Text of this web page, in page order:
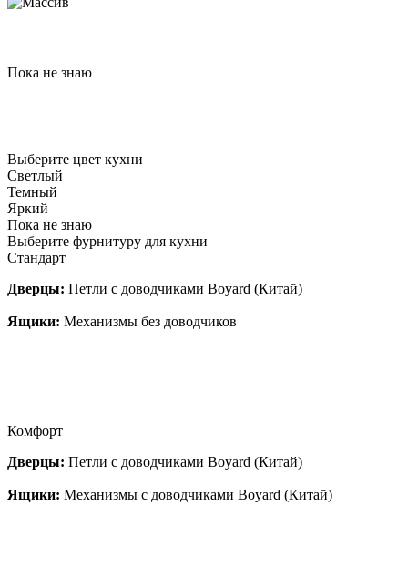
Пока не знаю
Выберите цвет кухни
Светлый
Темный
Яркий
Пока не знаю
Выберите фурнитуру для кухни
Стандарт
Дверцы: Петли с доводчиками Boyard (Китай)
Ящики: Механизмы без доводчиков
Комфорт
Дверцы: Петли с доводчиками Boyard (Китай)
Ящики: Механизмы с доводчиками Boyard (Китай)